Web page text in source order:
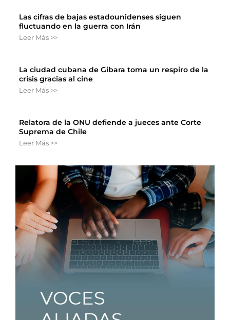
Las cifras de bajas estadounidenses siguen
fluctuando en la guerra con Irán
Leer Más >>
La ciudad cubana de Gibara toma un respiro de la
crisis gracias al cine
Leer Más >>
Relatora de la ONU defiende a jueces ante Corte
Suprema de Chile
Leer Más >>